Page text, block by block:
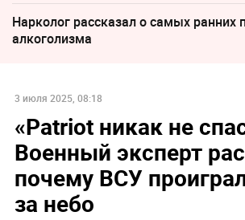
Нарколог рассказал о самых ранних
алкоголизма
3 июля 2025, 08:18
«Patriot никак не
Военный эксперт
почему ВСУ
за небо